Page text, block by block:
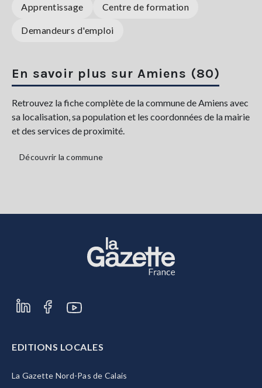
Apprentissage Centre de formation
Demandeurs d'emploi
En savoir plus sur Amiens (80)
Retrouvez la fiche complète de la commune de Amiens avec
sa localisation, sa population et les coordonnées de la mairie
et des services de proximité.
Découvrir la commune
EDITIONS LOCALES
La Gazette Nord-Pas de Calais